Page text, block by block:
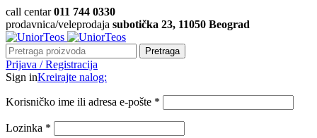
call centar011 744 0330
prodavnica/veleprodaja subotička 23, 11050 Beograd
Pretraga
Prijava / Registracija
Sign inKreirajte nalog:
Korisničko ime ili adresa e-pošte *
Lozinka *